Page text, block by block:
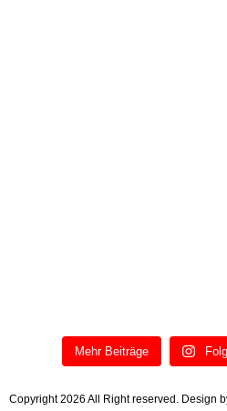
Mehr Beiträge
Copyright 2026 All Right reserved. Design